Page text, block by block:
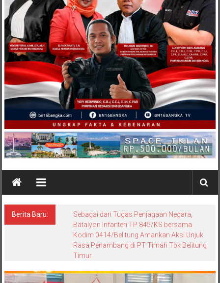
Berita Baru:
Dewan Pers Nyatakan Redaksi Jejaring
Media Radakbabel.com Langgar KEJ, Eka
Mulya Putra: Tak Diindahkan, Kita Bertemu di
Pengadilan